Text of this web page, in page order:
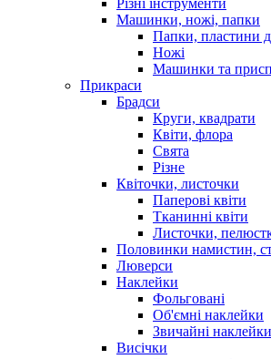
Машинки, ножі, папки
Папки, пластини
Ножі
Машинки та
Прикраси
Брадси
Круги, квадрати
Квіти, флора
Свята
Різне
Квіточки, листочки
Паперові квіти
Тканинні квіти
Листочки,
Половинки намистин,
Люверси
Наклейки
Фольговані
Об'ємні наклейки
Звичайні наклейки
Висічки